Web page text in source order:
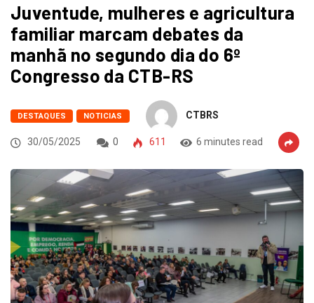
Juventude, mulheres e agricultura
familiar marcam debates da
manhã no segundo dia do 6º
Congresso da CTB-RS
DESTAQUES NOTICIAS CTBRS
30/05/2025 0 611 6 minutes read